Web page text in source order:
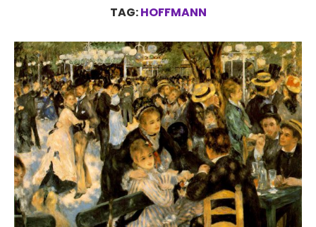
TAG:HOFFMANN